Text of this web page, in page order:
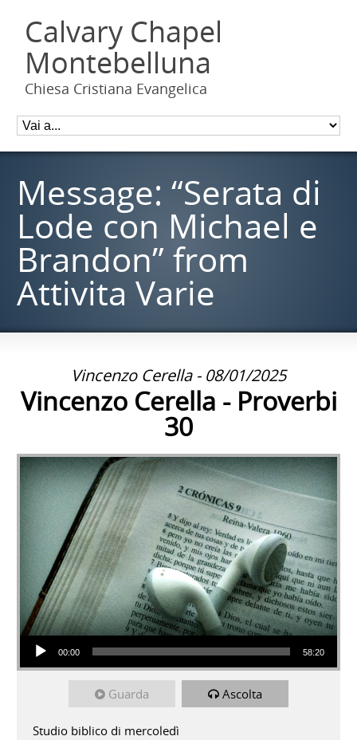
Calvary Chapel
Montebelluna
Chiesa Cristiana Evangelica
Message: “Serata di
Lode con Michael e
Brandon” from
Attivita Varie
Vincenzo Cerella - 08/01/2025
Vincenzo Cerella - Proverbi
30
Audio Player
00:00 58:20
Guarda Ascolta
Studio biblico di mercoledì